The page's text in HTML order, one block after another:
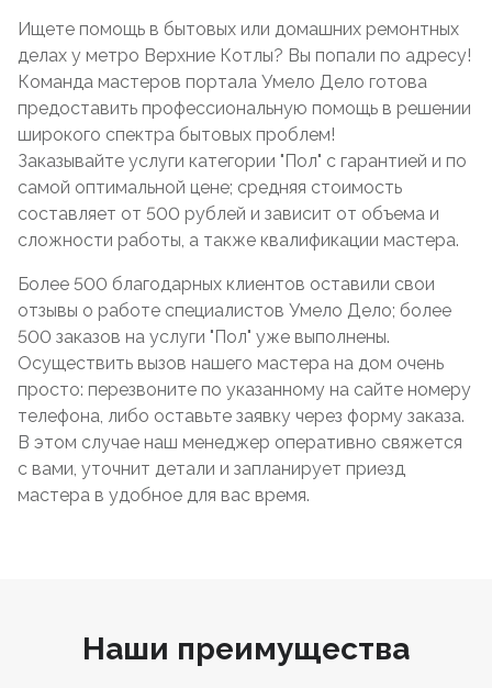
Ищете помощь в бытовых или домашних ремонтных
делах у метро Верхние Котлы? Вы попали по адресу!
Команда мастеров портала Умело Дело готова
предоставить профессиональную помощь в решении
широкого спектра бытовых проблем!
Заказывайте услуги категории "Пол" с гарантией и по
самой оптимальной цене; средняя стоимость
составляет от 500 рублей и зависит от объема и
сложности работы, а также квалификации мастера.
Более 500 благодарных клиентов оставили свои
отзывы о работе специалистов Умело Дело; более
500 заказов на услуги "Пол" уже выполнены.
Осуществить вызов нашего мастера на дом очень
просто: перезвоните по указанному на сайте номеру
телефона, либо оставьте заявку через форму заказа.
В этом случае наш менеджер оперативно свяжется
с вами, уточнит детали и запланирует приезд
мастера в удобное для вас время.
Наши преимущества